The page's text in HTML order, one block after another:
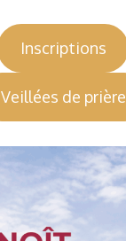
Inscriptions
Veillées de prière